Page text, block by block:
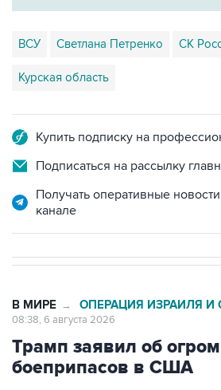
ВСУ Светлана Петренко СК
Курская область
Купить подписку на
Подписаться на рассылку
Получать оперативные
канале
В МИРЕ → ОПЕРАЦИЯ ИЗРАИЛЯ
08:38, 6 августа 2026
Трамп заявил об
боеприпасов в США